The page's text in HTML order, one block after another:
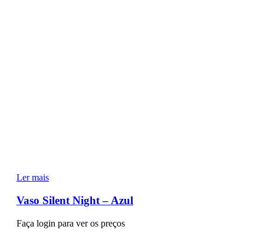
Ler mais
Vaso Silent Night – Azul
Faça login para ver os preços